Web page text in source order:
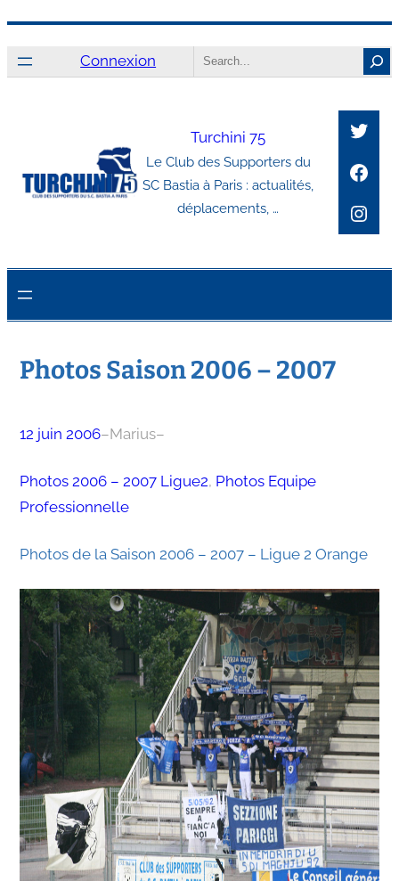
au
Connexion Search
Turchini 75
Le Club des Supporters du
SC Bastia à Paris : actualités,
déplacements, …
Photos Saison 2006 – 2007
12 juin 2006–Marius–
Photos 2006 – 2007 Ligue2, Photos Equipe
Professionnelle
Photos de la Saison 2006 – 2007 – Ligue 2 Orange